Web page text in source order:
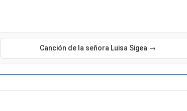
Canción de la señora Luisa Sigea →